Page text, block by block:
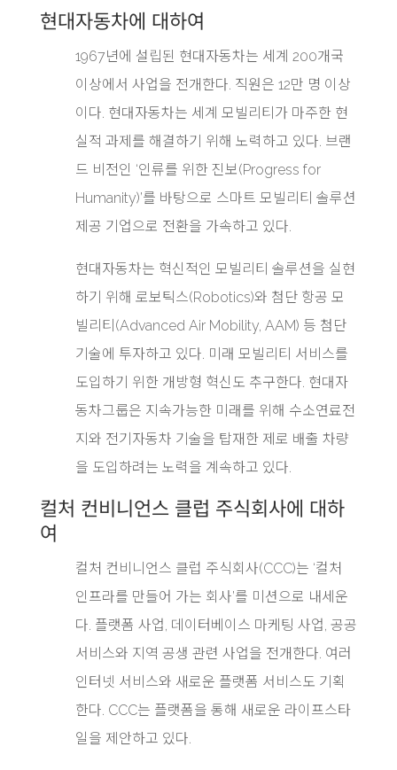
현대자동차에 대하여
1967년에 설립된 현대자동차는 세계 200개국
이상에서 사업을 전개한다. 직원은 12만 명 이상
이다. 현대자동차는 세계 모빌리티가 마주한 현
실적 과제를 해결하기 위해 노력하고 있다. 브랜
드 비전인 ‘인류를 위한 진보(Progress for
Humanity)’를 바탕으로 스마트 모빌리티 솔루션
제공 기업으로 전환을 가속하고 있다.
현대자동차는 혁신적인 모빌리티 솔루션을 실현
하기 위해 로보틱스(Robotics)와 첨단 항공 모
빌리티(Advanced Air Mobility, AAM) 등 첨단
기술에 투자하고 있다. 미래 모빌리티 서비스를
도입하기 위한 개방형 혁신도 추구한다. 현대자
동차그룹은 지속가능한 미래를 위해 수소연료전
지와 전기자동차 기술을 탑재한 제로 배출 차량
을 도입하려는 노력을 계속하고 있다.
컬처 컨비니언스 클럽 주식회사에 대하
여
컬처 컨비니언스 클럽 주식회사(CCC)는 ‘컬처
인프라를 만들어 가는 회사’를 미션으로 내세운
다. 플랫폼 사업, 데이터베이스 마케팅 사업, 공공
서비스와 지역 공생 관련 사업을 전개한다. 여러
인터넷 서비스와 새로운 플랫폼 서비스도 기획
한다. CCC는 플랫폼을 통해 새로운 라이프스타
일을 제안하고 있다.